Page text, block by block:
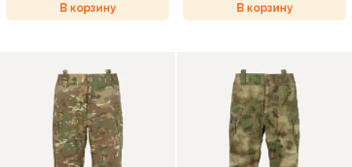
В корзину В корзину